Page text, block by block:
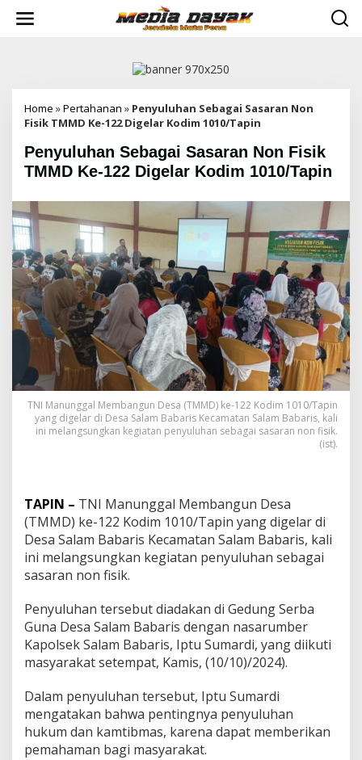
Home »Pertahanan » Penyuluhan Sebagai Sasaran Non
Fisik TMMD Ke-122 Digelar Kodim 1010/Tapin
Penyuluhan Sebagai Sasaran Non Fisik
TMMD Ke-122 Digelar Kodim 1010/Tapin
TNI Manunggal Membangun Desa (TMMD) ke-122 Kodim 1010/Tapin
yang digelar di Desa Salam Babaris Kecamatan Salam Babaris, kali
ini melangsungkan kegiatan penyuluhan sebagai sasaran non fisik.
(ist).
TAPIN – TNI Manunggal Membangun Desa
(TMMD) ke-122 Kodim 1010/Tapin yang digelar di
Desa Salam Babaris Kecamatan Salam Babaris, kali
ini melangsungkan kegiatan penyuluhan sebagai
sasaran non fisik.
Penyuluhan tersebut diadakan di Gedung Serba
Guna Desa Salam Babaris dengan nasarumber
Kapolsek Salam Babaris, Iptu Sumardi, yang diikuti
masyarakat setempat, Kamis, (10/10)/2024).
Dalam penyuluhan tersebut, Iptu Sumardi
mengatakan bahwa pentingnya penyuluhan
hukum dan kamtibmas, karena dapat memberikan
pemahaman bagi masyarakat.